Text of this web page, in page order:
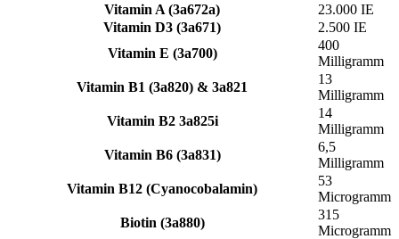
Vitamin A (3a672a)
23.000 IE
Vitamin D3 (3a671)
2.500 IE
Vitamin E (3a700)
400
Milligramm
Vitamin B1 (3a820) & 3a821
13
Milligramm
Vitamin B2 3a825i
14
Milligramm
Vitamin B6 (3a831)
6,5
Milligramm
Vitamin B12 (Cyanocobalamin)
53
Microgramm
Biotin (3a880)
315
Microgramm